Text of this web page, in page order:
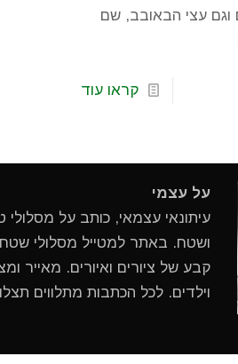
וגם עצי הבאובב, שם
קראו עוד
על עצמי
עיתונאי עצמאי, כותב על מסלולי
ושטח. באתר למטייל מסלולי
קבע של ציורים ואיורים. מאייר
וילדים. לכל הכתבות מתלווים